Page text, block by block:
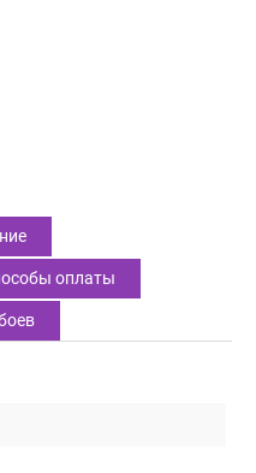
оплаты